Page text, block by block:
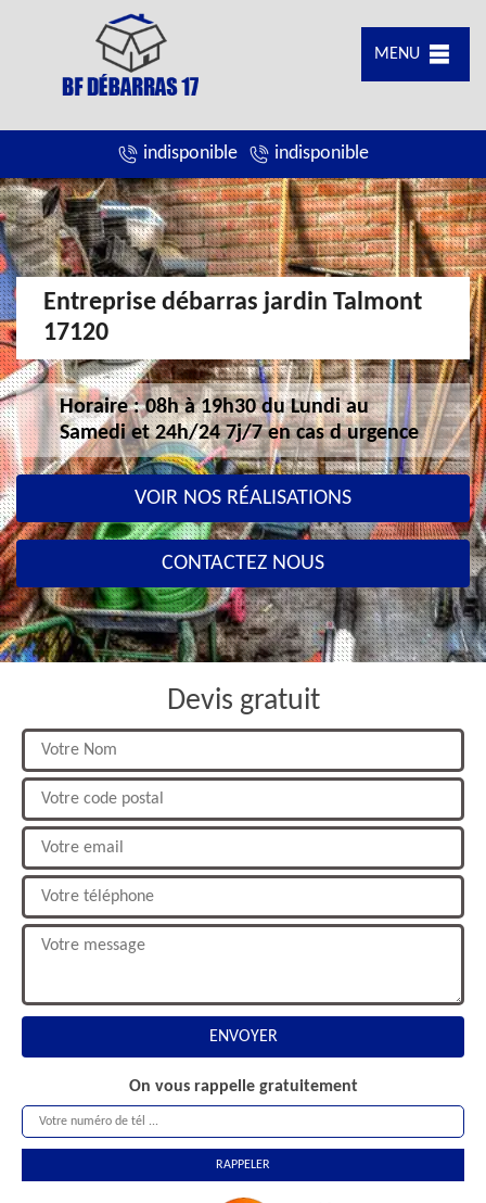
MENU
indisponible indisponible
Entreprise débarras jardin Talmont
17120
Horaire : 08h à 19h30 du Lundi au
Samedi et 24h/24 7j/7 en cas d urgence
VOIR NOS RÉALISATIONS
CONTACTEZ NOUS
Devis gratuit
On vous rappelle gratuitement